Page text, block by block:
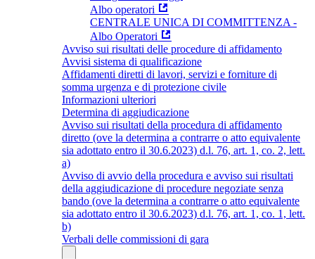
Albo operatori
CENTRALE UNICA DI COMMITTENZA -
Albo Operatori
Avviso sui risultati delle procedure di affidamento
Avvisi sistema di qualificazione
Affidamenti diretti di lavori, servizi e forniture di
somma urgenza e di protezione civile
Informazioni ulteriori
Determina di aggiudicazione
Avviso sui risultati della procedura di affidamento
diretto (ove la determina a contrarre o atto equivalente
sia adottato entro il 30.6.2023) d.l. 76, art. 1, co. 2, lett.
a)
Avviso di avvio della procedura e avviso sui risultati
della aggiudicazione di procedure negoziate senza
bando (ove la determina a contrarre o atto equivalente
sia adottato entro il 30.6.2023) d.l. 76, art. 1, co. 1, lett.
b)
Verbali delle commissioni di gara